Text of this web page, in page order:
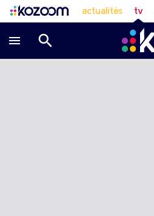
actualités tv